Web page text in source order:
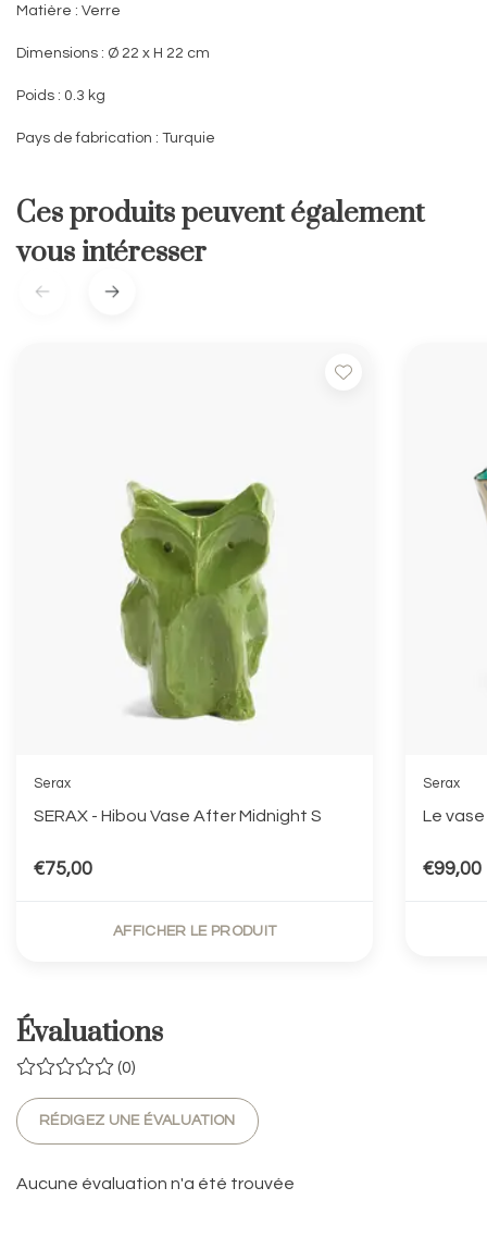
Matière : Verre
Dimensions : Ø 22 x H 22 cm
Poids : 0.3 kg
Pays de fabrication : Turquie
Ces produits peuvent également
vous intéresser
Serax
SERAX - Hibou Vase After Midnight S
€75,00
AFFICHER LE PRODUIT
Serax
Le vase
€99,00
Évaluations
(0)
RÉDIGEZ UNE ÉVALUATION
Aucune évaluation n'a été trouvée